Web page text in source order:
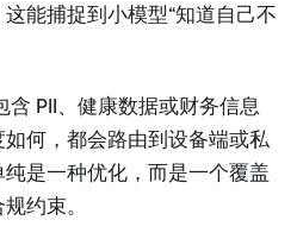
能捕捉到小模型“知道自己不
含 PII、健康数据或财务信息
何，都会路由到设备端或私
是一种优化，而是一个覆盖
约束。